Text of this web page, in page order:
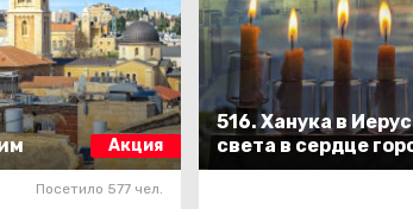
Акция
Посетило 577 чел.
516. Ханука в
света в сердце